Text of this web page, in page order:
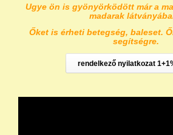
Ugye ön is gyönyörködött már a
madarak
Őket is érheti betegség, baleset.
segítségre.
rendelkező nyilatkozat